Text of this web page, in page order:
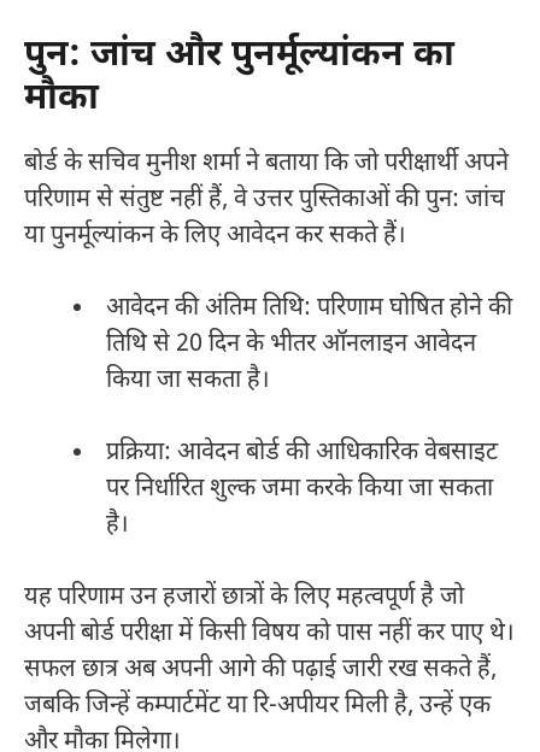
पुन: जांच और पुनर्मूल्यांकन का
मौका
बोर्ड के सचिव मुनीश शर्मा ने बताया कि जो परीक्षार्थी अपने
परिणाम से संतुष्ट नहीं हैं, वे उत्तर पुस्तिकाओं की पुन: जांच
या पुनर्मूल्यांकन के लिए आवेदन कर सकते हैं।
आवेदन की अंतिम तिथि: परिणाम घोषित होने की
तिथि से 20 दिन के भीतर ऑनलाइन आवेदन
किया जा सकता है।
प्रक्रिया: आवेदन बोर्ड की आधिकारिक वेबसाइट
पर निर्धारित शुल्क जमा करके किया जा सकता
है।
यह परिणाम उन हजारों छात्रों के लिए महत्वपूर्ण है जो
अपनी बोर्ड परीक्षा में किसी विषय को पास नहीं कर पाए थे।
सफल छात्र अब अपनी आगे की पढ़ाई जारी रख सकते हैं,
जबकि जिन्हें कम्पार्टमेंट या रि-अपीयर मिली है, उन्हें एक
और मौका मिलेगा।